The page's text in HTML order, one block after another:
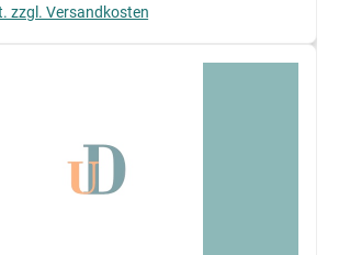
zzgl. Versandkosten